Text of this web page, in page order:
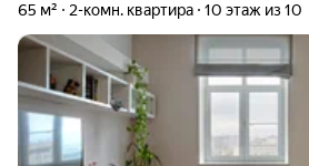
65 м² 2-комн. квартира 10 этаж из 10